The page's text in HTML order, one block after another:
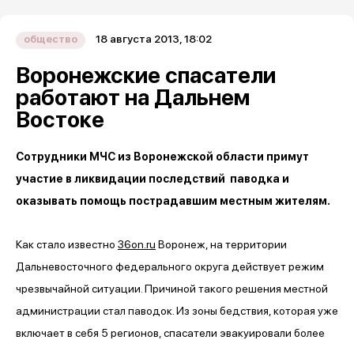
общество 18 августа 2013, 18:02
Воронежские спасатели
работают на Дальнем
Востоке
Сотрудники МЧС из Воронежской области примут
участие в ликвидации последствий паводка и
оказывать помощь пострадавшим местным жителям.
Как стало известно 36on.ru Воронеж, на территории
Дальневосточного федерального округа действует режим
чрезвычайной ситуации. Причиной такого решения местной
администрации стал паводок. Из зоны бедствия, которая уже
включает в себя 5 регионов, спасатели эвакуировали более